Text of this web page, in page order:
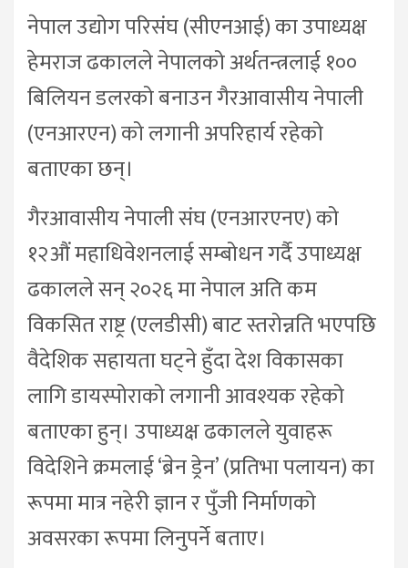
नेपाल उद्योग परिसंघ (सीएनआई) का उपाध्यक्ष
हेमराज ढकालले नेपालको अर्थतन्त्रलाई १००
बिलियन डलरको बनाउन गैरआवासीय नेपाली
(एनआरएन) को लगानी अपरिहार्य रहेको
बताएका छन्।
गैरआवासीय नेपाली संघ (एनआरएनए) को
१२औं महाधिवेशनलाई सम्बोधन गर्दै उपाध्यक्ष
ढकालले सन् २०२६ मा नेपाल अति कम
विकसित राष्ट्र (एलडीसी) बाट स्तरोन्नति भएपछि
वैदेशिक सहायता घट्ने हुँदा देश विकासका
लागि डायस्पोराको लगानी आवश्यक रहेको
बताएका हुन्। उपाध्यक्ष ढकालले युवाहरू
विदेशिने क्रमलाई ‘ब्रेन ड्रेन’ (प्रतिभा पलायन) का
रूपमा मात्र नहेरी ज्ञान र पुँजी निर्माणको
अवसरका रूपमा लिनुपर्ने बताए।